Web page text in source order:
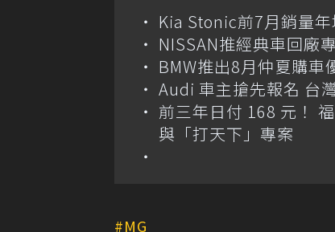
Kia Stonic前7月銷量
NISSAN推經典車回廠
BMW推出8月仲夏購
Audi 車主搶先報名 台
前三年日付 168 元！
與「打天下」專案
MG